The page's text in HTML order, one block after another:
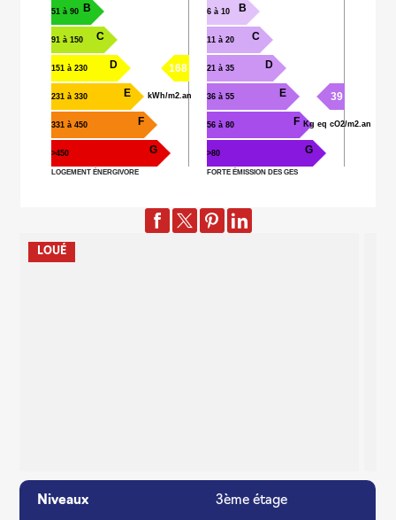
LOUÉ
Niveaux 3ème étage
51 à 90 B
91 à 150 C
151 à 230 D
231 à 330 E
331 à 450 F
>450 G
168
kWh/m2.an
LOGEMENT ÉNERGIVORE
6 à 10 B
11 à 20 C
21 à 35 D
36 à 55 E
56 à 80 F
>80 G
39
Kg eq cO2/m2.an
FORTE ÉMISSION DES GES